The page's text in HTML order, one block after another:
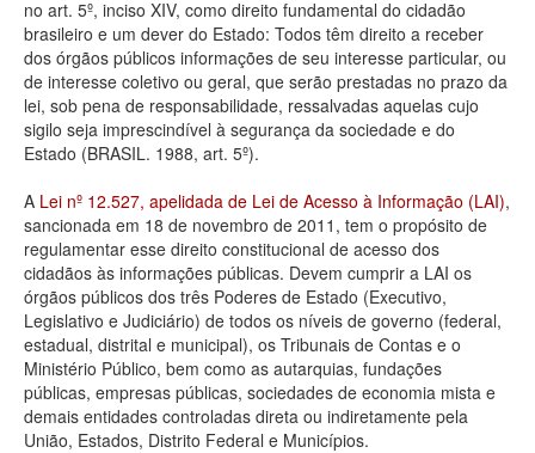
Legislação
Agenda
Perguntas frequentes
Contato
no art. 5º, inciso XIV, como direito fundamental do cidadão
brasileiro e um dever do Estado: Todos têm direito a receber
dos órgãos públicos informações de seu interesse particular, ou
de interesse coletivo ou geral, que serão prestadas no prazo da
lei, sob pena de responsabilidade, ressalvadas aquelas cujo
sigilo seja imprescindível à segurança da sociedade e do
Estado (BRASIL. 1988, art. 5º).
A Lei nº 12.527, apelidada de Lei de Acesso à Informação (LAI),
sancionada em 18 de novembro de 2011, tem o propósito de
regulamentar esse direito constitucional de acesso dos
cidadãos às informações públicas. Devem cumprir a LAI os
órgãos públicos dos três Poderes de Estado (Executivo,
Legislativo e Judiciário) de todos os níveis de governo (federal,
estadual, distrital e municipal), os Tribunais de Contas e o
Ministério Público, bem como as autarquias, fundações
públicas, empresas públicas, sociedades de economia mista e
demais entidades controladas direta ou indiretamente pela
União, Estados, Distrito Federal e Municípios.